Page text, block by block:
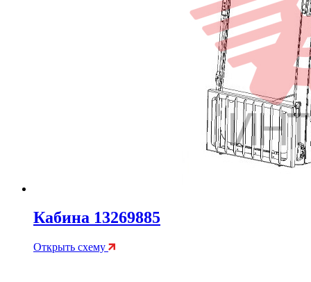
Кабина 13269885
Открыть схему